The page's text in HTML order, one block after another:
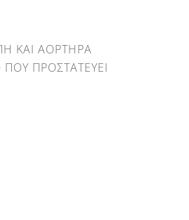
ΚΑΙ ΑΟΡΤΗΡΑ
ΠΡΟΣΤΑΤΕΥΕΙ